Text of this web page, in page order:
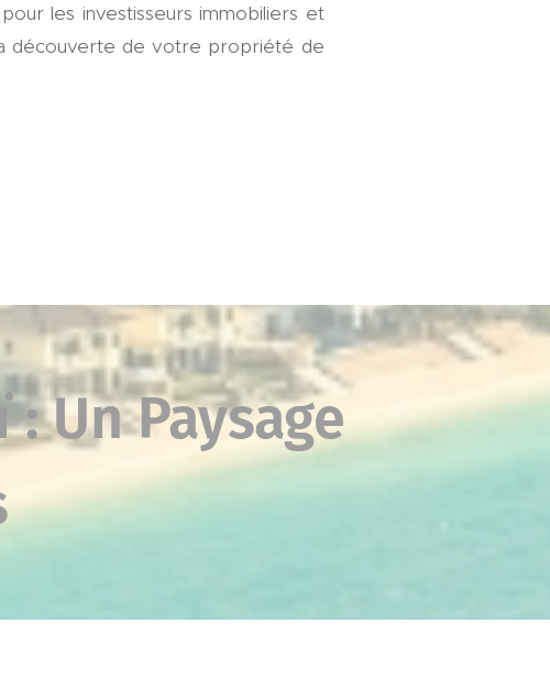
les investisseurs immobiliers et
découverte de votre propriété de
Un Paysage